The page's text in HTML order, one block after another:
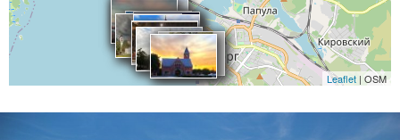
Leaflet | OSM